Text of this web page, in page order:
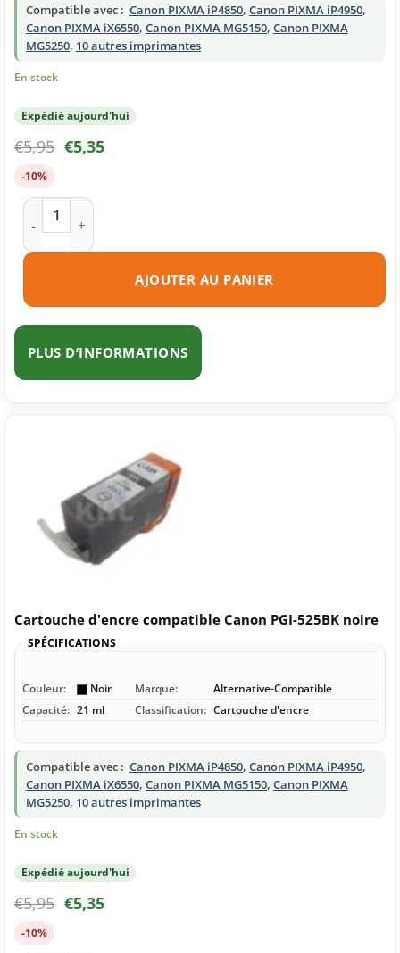
Compatible avec : Canon PIXMA iP4850, Canon PIXMA iP4950,
Canon PIXMA iX6550, Canon PIXMA MG5150, Canon PIXMA
MG5250, 10 autres imprimantes
En stock
Expédié aujourd'hui
€5,95 €5,35
-10%
quantité de Cartouche d'encre compatible Canon CLI-526Y
AJOUTER AU PANIER
PLUS D’INFORMATIONS
Cartouche d'encre compatible Canon PGI-525BK noire
SPÉCIFICATIONS
Couleur: Noir Marque:
Alternative-Compatible
Capacité: 21 ml Classification: Cartouche d'encre
Compatible avec : Canon PIXMA iP4850, Canon PIXMA iP4950,
Canon PIXMA iX6550, Canon PIXMA MG5150, Canon PIXMA
MG5250, 10 autres imprimantes
En stock
Expédié aujourd'hui
€5,95 €5,35
-10%